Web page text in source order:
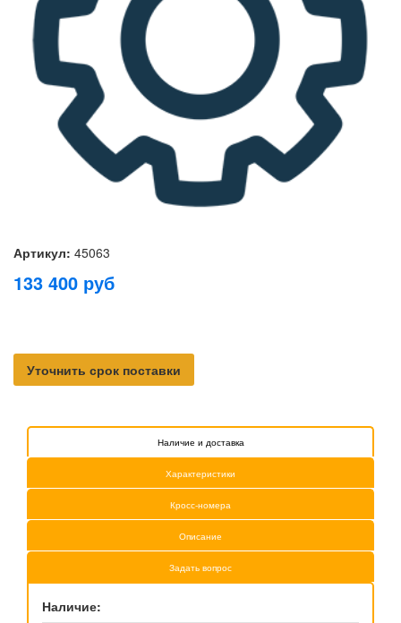
Артикул: 45063
133 400 руб
Уточнить срок поставки
Наличие и доставка
Характеристики
Кросс-номера
Описание
Задать вопрос
Наличие: